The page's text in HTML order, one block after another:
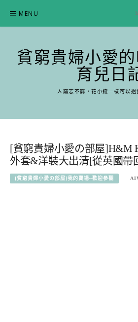
content
MENU
貧窮貴婦小愛
育兒日
人窮志不窮，花小錢一樣可以
[貧窮貴婦小愛の部屋]H&M
外套&洋裝大出清[從英國帶
[貧窮貴婦小愛の部屋]我的賣場~歡迎參觀